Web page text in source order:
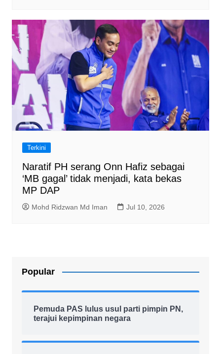
Terkini
Naratif PH serang Onn Hafiz sebagai
‘MB gagal’ tidak menjadi, kata bekas
MP DAP
Mohd Ridzwan Md Iman Jul 10, 2026
Popular
Pemuda PAS lulus usul parti pimpin PN,
terajui kepimpinan negara